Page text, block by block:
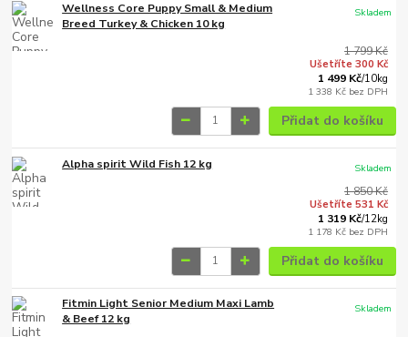
Wellness Core Puppy Small & Medium
Breed Turkey & Chicken 10 kg
1 799 Kč
Ušetříte 300 Kč
1 499 Kč/10kg
1 338 Kč bez DPH
Skladem
Přidat do košíku
Alpha spirit Wild Fish 12 kg
1 850 Kč
Ušetříte 531 Kč
1 319 Kč/12kg
1 178 Kč bez DPH
Skladem
Přidat do košíku
Fitmin Light Senior Medium Maxi Lamb
& Beef 12 kg
Skladem